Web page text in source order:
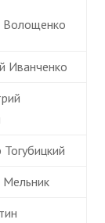
Волощенко
Иванченко